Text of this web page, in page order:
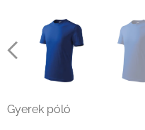
Gyerek póló